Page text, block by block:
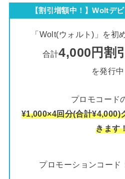
【割引増額中！】Woltデ
「Wolt(ウォルト)」を初
合計4,000円割
を発行中
プロモコード
¥1,000×4回分(合計¥4,000)
きます
プロモーションコード